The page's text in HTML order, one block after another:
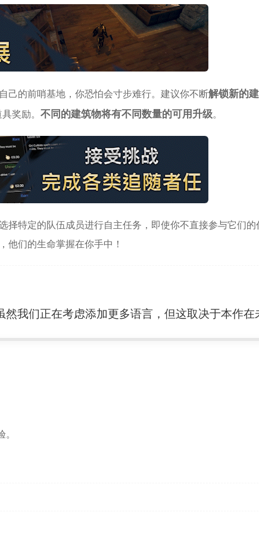
己的前哨基地，你恐怕会寸步难行。建议你不断解锁新的
奖励。 不同的建筑物将有不同数量的可用升级。
择特定的队伍成员进行自主任务，即使你不直接参与它们的
他们的生命掌握在你手中！
我们正在考虑添加更多语言，但这取决于本作在